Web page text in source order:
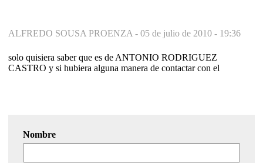
ALFREDO SOUSA PROENZA - 05 de julio de 2010 - 19:36
solo quisiera saber que es de ANTONIO RODRIGUEZ
CASTRO y si hubiera alguna manera de contactar con el
Nombre